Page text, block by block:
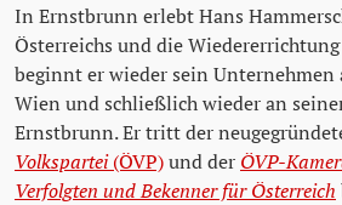
In Ernstbrunn erlebt Hans
Österreichs und die
beginnt er wieder sein Unternehmen
Wien und schließlich wieder an
Ernstbrunn. Er tritt der
Volkspartei(ÖVP)und der ÖVP-
Verfolgten und Bekenner für Österreich